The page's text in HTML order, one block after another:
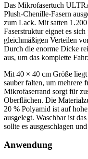
Das Mikrofasertuch
Plush-Chenille-Fasern
zum Lack. Mit satten
Faserstruktur eignet es
gleichmäßigen Verteilen
Durch die enorme Dicke
aus, um das komplette
Mit 40 × 40 cm Größe liegt
sauber falten, um mehrere
Mikrofaserrand sorgt für
Oberflächen. Die
20 % Polyamid ist auf
ausgelegt. Waschbar ist
sollte es ausgeschlagen
Anwendung